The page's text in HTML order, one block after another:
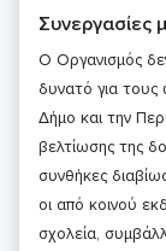
Συνεργασίες
O Οργανισμός
δυνατό για
Δήμο και την
βελτίωσης της
συνθήκες
οι από κοινού
σχολεία,